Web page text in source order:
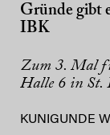
Gründe gibt
IBK
Zum 3. Mal
Halle 6 in St.
KUNIGUNDE